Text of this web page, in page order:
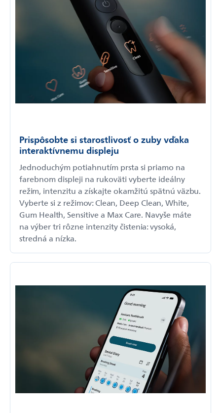
Prispôsobte si starostlivosť o zuby vďaka
interaktívnemu displeju
Jednoduchým potiahnutím prsta si priamo na
farebnom displeji na rukoväti vyberte ideálny
režim, intenzitu a získajte okamžitú spätnú väzbu.
Vyberte si z režimov: Clean, Deep Clean, White,
Gum Health, Sensitive a Max Care. Navyše máte
na výber tri rôzne intenzity čistenia: vysoká,
stredná a nízka.